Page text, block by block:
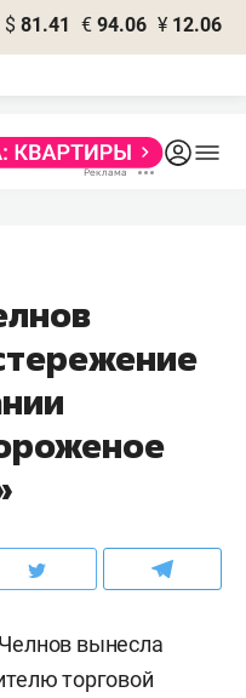
$ 81.41 € 94.06 ¥ 12.06
вынесла
торговой